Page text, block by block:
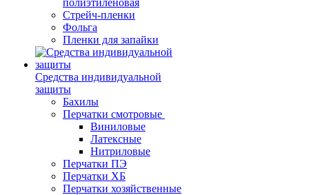
полиэтиленовая
Стрейч-пленки
Фольга
Пленки для запайки
Средства индивидуальной
защиты
Бахилы
Перчатки смотровые
Виниловые
Латексные
Нитриловые
Перчатки ПЭ
Перчатки ХБ
Перчатки хозяйственные